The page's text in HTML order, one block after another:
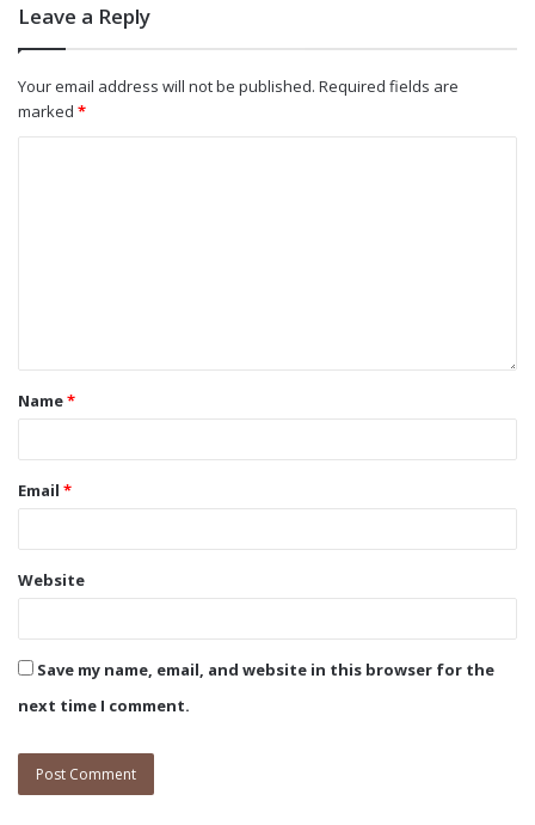
mempertahankan tiga pilar di Kabupaten
“Kita buktikan kepada ibu ketua umum
HUT ke-52 PDI Perjuangan
PDI Perjuangan
Leave a Reply
Your email address will not be published. Required fields are
marked *
Name*
Email *
Website
Save my name, email, and website in this browser for the
next time I comment.